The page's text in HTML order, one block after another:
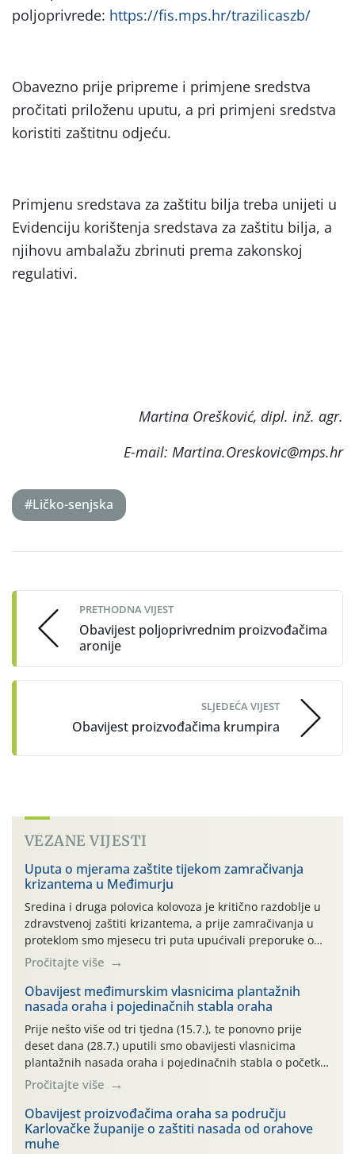
poljoprivrede: https://fis.mps.hr/trazilicaszb/
Obavezno prije pripreme i primjene sredstva
pročitati priloženu uputu, a pri primjeni sredstva
koristiti zaštitnu odjeću.
Primjenu sredstava za zaštitu bilja treba unijeti u
Evidenciju korištenja sredstava za zaštitu bilja, a
njihovu ambalažu zbrinuti prema zakonskoj
regulativi.
Martina Orešković, dipl. inž. agr.
E-mail: Martina.Oreskovic@mps.hr
#Ličko-senjska
navigation
PRETHODNA VIJEST
Obavijest poljoprivrednim proizvođačima
aronije
SLJEDEĆA VIJEST
Obavijest proizvođačima krumpira
VEZANE VIJESTI
Uputa o mjerama zaštite tijekom zamračivanja
krizantema u Međimurju
Sredina i druga polovica kolovoza je kritično razdoblje u
zdravstvenoj zaštiti krizantema, a prije zamračivanja u
proteklom smo mjesecu tri puta upućivali preporuke o
preventivnim mjerama zaštite krizantema od najčešćih
uzročnika bolesti, štetnika i fito-fagnih grinja (23.7., 14.7.,
06.7.)! Na početku ovog mjeseca je zabilježeno je
povijesno i ekstremno vruće meteorološko razdoblje, uz
najviše temperature […]
Pročitajte više
Obavijest međimurskim vlasnicima plantažnih
nasada oraha i pojedinačnih stabla oraha
Prije nešto više od tri tjedna (15.7.), te ponovno prije
deset dana (28.7.) uputili smo obavijesti vlasnicima
plantažnih nasada oraha i pojedinačnih stabla o početku
leta i ovogodišnjoj potrebi usmjerenog suzbijanja
orahove muhe (Rhagoletis completa)! Već dvanaest dana
traje drugi ovogodišnji “toplinski udar”, koji naročito
izražen zadnja šest dana (31.7.-05.8.), jer najviše
temperature zraka svakodnevno […]
Pročitajte više
Obavijest proizvođačima oraha sa području
Karlovačke županije o zaštiti nasada od orahove
muhe